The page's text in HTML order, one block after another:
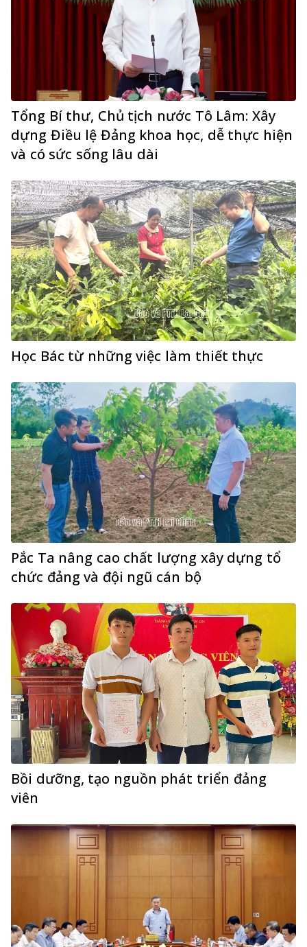
Tổng Bí thư, Chủ tịch nước Tô Lâm: Xây
dựng Điều lệ Đảng khoa học, dễ thực hiện
và có sức sống lâu dài
Học Bác từ những việc làm thiết thực
Pắc Ta nâng cao chất lượng xây dựng tổ
chức đảng và đội ngũ cán bộ
Bồi dưỡng, tạo nguồn phát triển đảng
viên